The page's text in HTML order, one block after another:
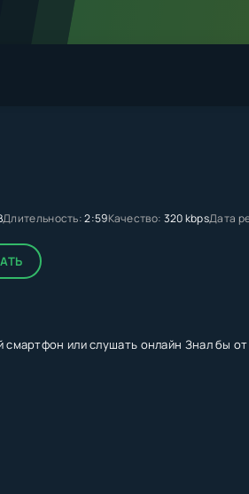
Длительность:2:59Качество: 320 kbpsДата
смартфон или слушать онлайн Знал бы